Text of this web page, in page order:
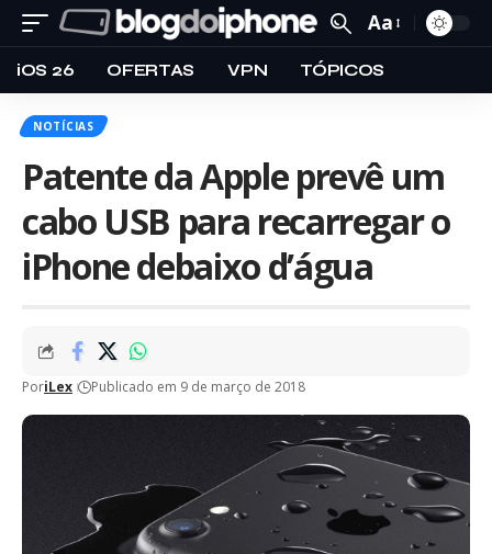
Aa
iOS 26 OFERTAS VPN TÓPICOS
NOTÍCIAS
Patente da Apple prevê um
cabo USB para recarregar o
iPhone debaixo d’água
PoriLex Publicado em 9 de março de 2018